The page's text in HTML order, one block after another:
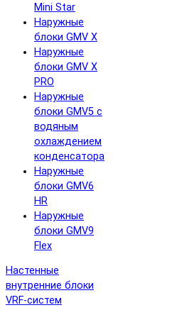
Mini Star
Наружные
блоки GMV X
Наружные
блоки GMV X
PRO
Наружные
блоки GMV5 с
водяным
охлаждением
конденсатора
Наружные
блоки GMV6
HR
Наружные
блоки GMV9
Flex
Настенные
внутренние блоки
VRF-систем